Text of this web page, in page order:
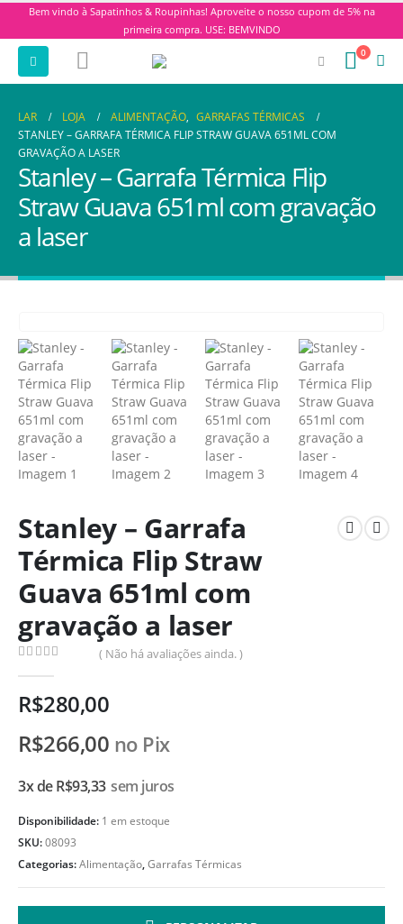
Bem vindo à Sapatinhos & Roupinhas! Aproveite o nosso cupom de 5% na
primeira compra. USE: BEMVINDO
0
LAR LOJA ALIMENTAÇÃO, GARRAFAS TÉRMICAS
STANLEY – GARRAFA TÉRMICA FLIP STRAW GUAVA 651ML COM
GRAVAÇÃO A LASER
Stanley – Garrafa Térmica Flip
Straw Guava 651ml com gravação
a laser
Stanley – Garrafa
Térmica Flip Straw
Guava 651ml com
gravação a laser
( Não há avaliações ainda. )
R$280,00
R$266,00 no Pix
3x deR$93,33 sem juros
Disponibilidade: 1 em estoque
SKU:08093
Categorias:Alimentação,Garrafas Térmicas